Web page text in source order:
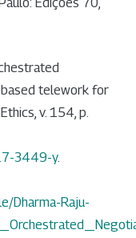
telework for
v. 154, p.
3449-y.
Dharma-Raju-